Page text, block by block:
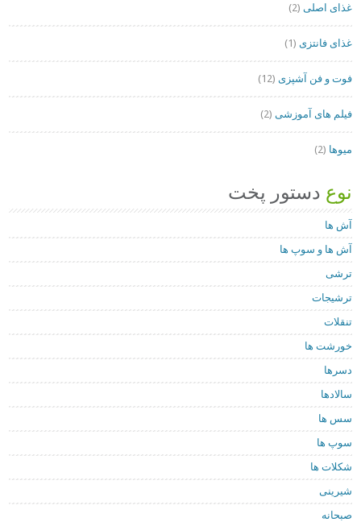
غذای اصلی (2)
غذای فانتزی (1)
فوت و فن آشپزی (12)
فیلم های آموزشی (2)
میوها (2)
نوع دستور پخت
آش ها
آش ها و سوپ ها
ترشی
ترشیجات
تنقلات
خورشت ها
دسرها
سالادها
سس ها
سوپ ها
شکلات ها
شیرینی
صبحانه